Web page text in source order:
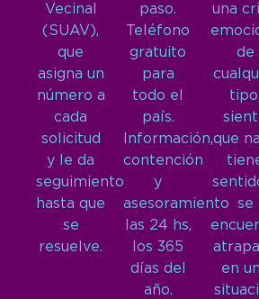
Vecinal
(SUAV),
que
asigna un
número a
cada
solicitud
y le da
seguimiento
hasta que
se
resuelve.
paso.
Teléfono
gratuito
para
todo el
país.
Información,
contención
y
asesoramiento
las 24 hs,
los 365
días del
año.
una
de
tipo,
que
se
en